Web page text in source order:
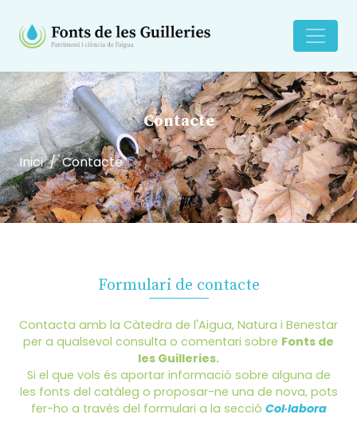
Contacte
Inici Contacte
Formulari de contacte
Contacta amb la Càtedra de l'Aigua, Natura i Benestar
per a qualsevol consulta o comentari sobre Fonts de
les Guilleries.
Si el que vols és aportar informació sobre alguna de
les fonts del catàleg o proposar-ne una de nova, pots
fer-ho a través del formulari a la secció Col·labora